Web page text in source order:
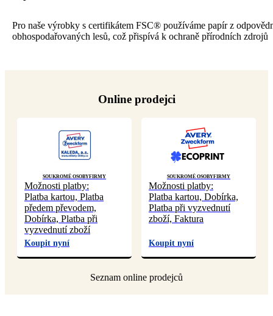
Pro naše výrobky s certifikátem FSC® používáme papír z
obhospodařovaných lesů, což přispívá k ochraně přírodních zdrojů
Online prodejci
Soukromé osobyFirmy
Možnosti platby:
Platba kartou, Platba
předem převodem,
Dobírka, Platba při
vyzvednutí zboží
Koupit nyní
Soukromé osobyFirmy
Možnosti platby:
Platba kartou, Dobírka,
Platba při vyzvednutí
zboží, Faktura
Koupit nyní